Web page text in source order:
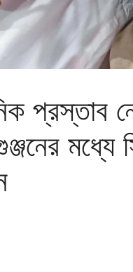
প্রস্তাব
মধ্যে